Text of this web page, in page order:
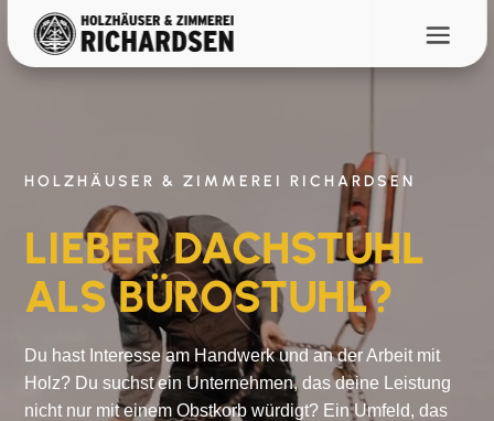
Video-
Player
HOLZHÄUSER & ZIMMEREI RICHARDSEN
LIEBER DACHSTUHL
ALS BÜROSTUHL?
Du hast Interesse am Handwerk und an der Arbeit mit
Holz? Du suchst ein Unternehmen, das deine Leistung
nicht nur mit einem Obstkorb würdigt? Ein Umfeld, das